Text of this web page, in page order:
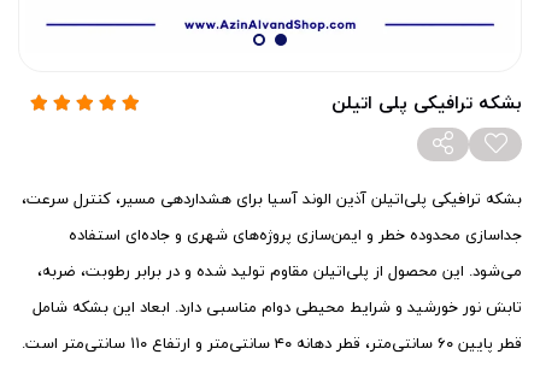
بشکه ترافیکی پلی اتیلن
بشکه ترافیکی پلی‌اتیلن آذین الوند آسیا برای هشداردهی مسیر، کنترل سرعت،
جداسازی محدوده خطر و ایمن‌سازی پروژه‌های شهری و جاده‌ای استفاده
می‌شود. این محصول از پلی‌اتیلن مقاوم تولید شده و در برابر رطوبت، ضربه،
تابش نور خورشید و شرایط محیطی دوام مناسبی دارد. ابعاد این بشکه شامل
قطر پایین ۶۰ سانتی‌متر، قطر دهانه ۴۰ سانتی‌متر و ارتفاع ۱۱۰ سانتی‌متر است.